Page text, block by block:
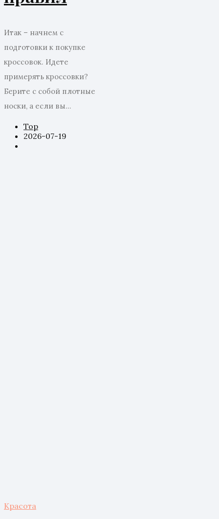
Итак – начнем с
подготовки к покупке
кроссовок. Идете
примерять кроссовки?
Берите с собой плотные
носки, а если вы...
Top
2026-07-19
Красота